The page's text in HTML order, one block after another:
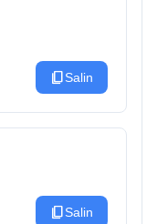
content_copySalin
content_copySalin